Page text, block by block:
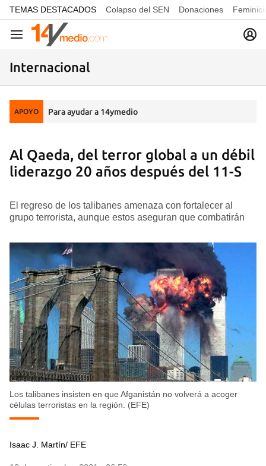
common.go-to-content
TEMAS DESTACADOS Colapso del SEN Donaciones
Navegación
Internacional
APOYO Para ayudar a 14ymedio
Al Qaeda, del terror global a un débil
liderazgo 20 años después del 11-S
El regreso de los talibanes amenaza con fortalecer al
grupo terrorista, aunque estos aseguran que combatirán
Los talibanes insisten en que Afganistán no volverá a acoger
células terroristas en la región. (EFE)
Isaac J. Martín/ EFE